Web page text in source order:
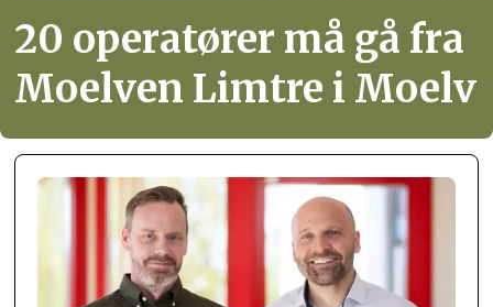
20 operatører må gå fra
Moelven Limtre i Moelv